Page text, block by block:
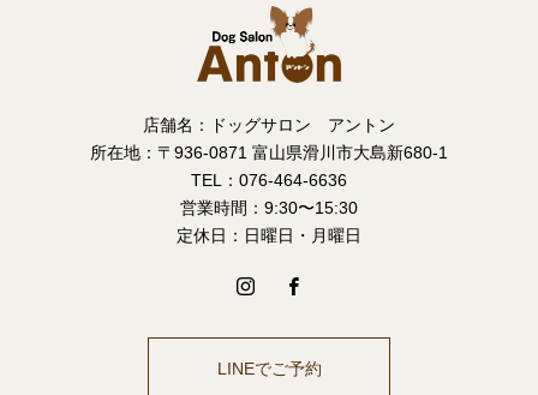
店舗名：ドッグサロン アントン
所在地：〒936-0871 富山県滑川市大島新680-1
TEL：076-464-6636
営業時間：9:30〜15:30
定休日：日曜日・月曜日
LINEでご予約